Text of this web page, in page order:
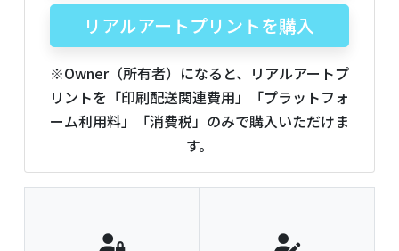
リアルアートプリントを購入
※Owner（所有者）になると、リアルアートプ
リントを「印刷配送関連費用」「プラットフォ
ーム利用料」「消費税」のみで購入いただけま
す。